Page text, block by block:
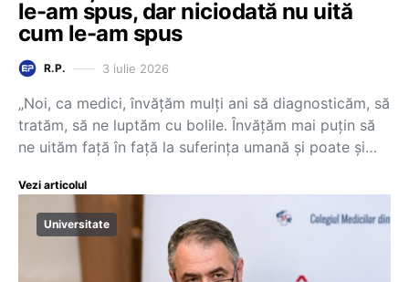
le-am spus, dar niciodată nu uită
cum le-am spus
R.P. 3 iulie 2026
„Noi, ca medici, învățăm mulți ani să diagnosticăm, să
tratăm, să ne luptăm cu bolile. Învățăm mai puțin să
ne uităm față în față la suferința umană și poate și…
Vezi articolul
Universitate